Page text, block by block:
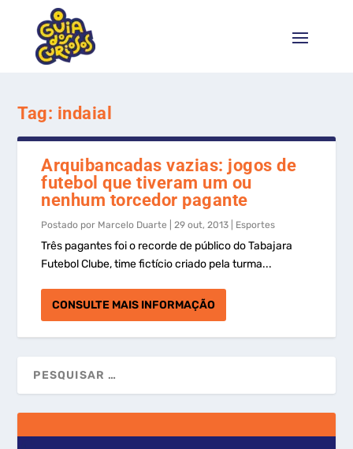
Tag: indaial
Arquibancadas vazias: jogos de
futebol que tiveram um ou
nenhum torcedor pagante
Postado por Marcelo Duarte |29 out, 2013 Esportes
Três pagantes foi o recorde de público do Tabajara
Futebol Clube, time fictício criado pela turma...
CONSULTE MAIS INFORMAÇÃO